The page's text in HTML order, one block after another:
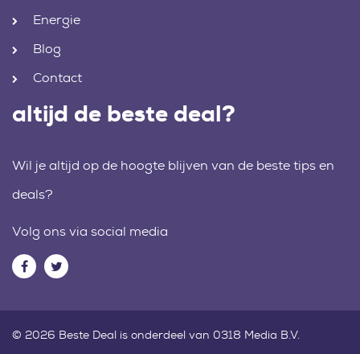
Energie
Blog
Contact
altijd de beste deal?
Wil je altijd op de hoogte blijven van de beste tips en
deals?
Volg ons via social media
© 2026 Beste Deal is onderdeel van 0318 Media B.V.